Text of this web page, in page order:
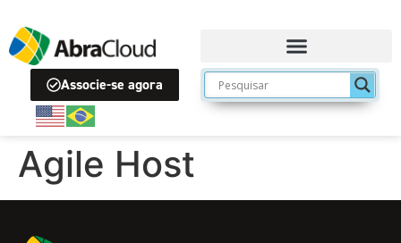
Associe-se agora
Agile Host